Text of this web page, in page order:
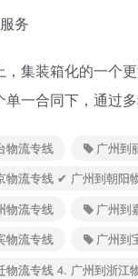
务
，集装箱化的一个
一合同下，通过
物流专线 广州到
物流专线 ✔ 广州到朝阳
物流专线
广州到
物流专线
广州到
物流专线 4. 广州到浙